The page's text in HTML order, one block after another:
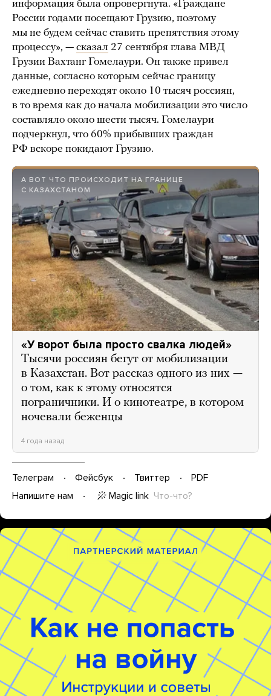
информация была опровергнута. «Граждане
России годами посещают Грузию, поэтому
мы не будем сейчас ставить препятствия этому
процессу», — сказал 27 сентября глава МВД
Грузии Вахтанг Гомелаури. Он также привел
данные, согласно которым сейчас границу
ежедневно переходят около 10 тысяч россиян,
в то время как до начала мобилизации это число
составляло около шести тысяч. Гомелаури
подчеркнул, что 60% прибывших граждан
РФ вскоре покидают Грузию.
А ВОТ ЧТО ПРОИСХОДИТ НА ГРАНИЦЕ
С КАЗАХСТАНОМ
«У ворот была просто свалка людей»
Тысячи россиян бегут от мобилизации
в Казахстан. Вот рассказ одного из них —
о том, как к этому относятся
пограничники. И о кинотеатре, в котором
ночевали беженцы
4 года назад
Телеграм Фейсбук Твиттер
PDF
Напишите нам
Magic link Что-что?